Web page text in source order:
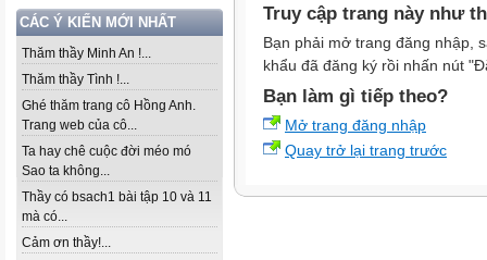
CÁC Ý KIẾN MỚI NHẤT
Thăm thầy Minh An !...
Thăm thầy Tình !...
Ghé thăm trang cô Hồng Anh.
Trang web của cô...
Ta hay chê cuộc đời méo mó
Sao ta không...
Thầy có bsach1 bài tập 10 và 11
mà có...
Cảm ơn thầy!...
Truy cập trang này như
Bạn phải mở trang đăng nhập,
khẩu đã đăng ký rồi nhấn nút
Bạn làm gì tiếp theo?
Mở trang đăng nhập
Quay trở lại trang trước